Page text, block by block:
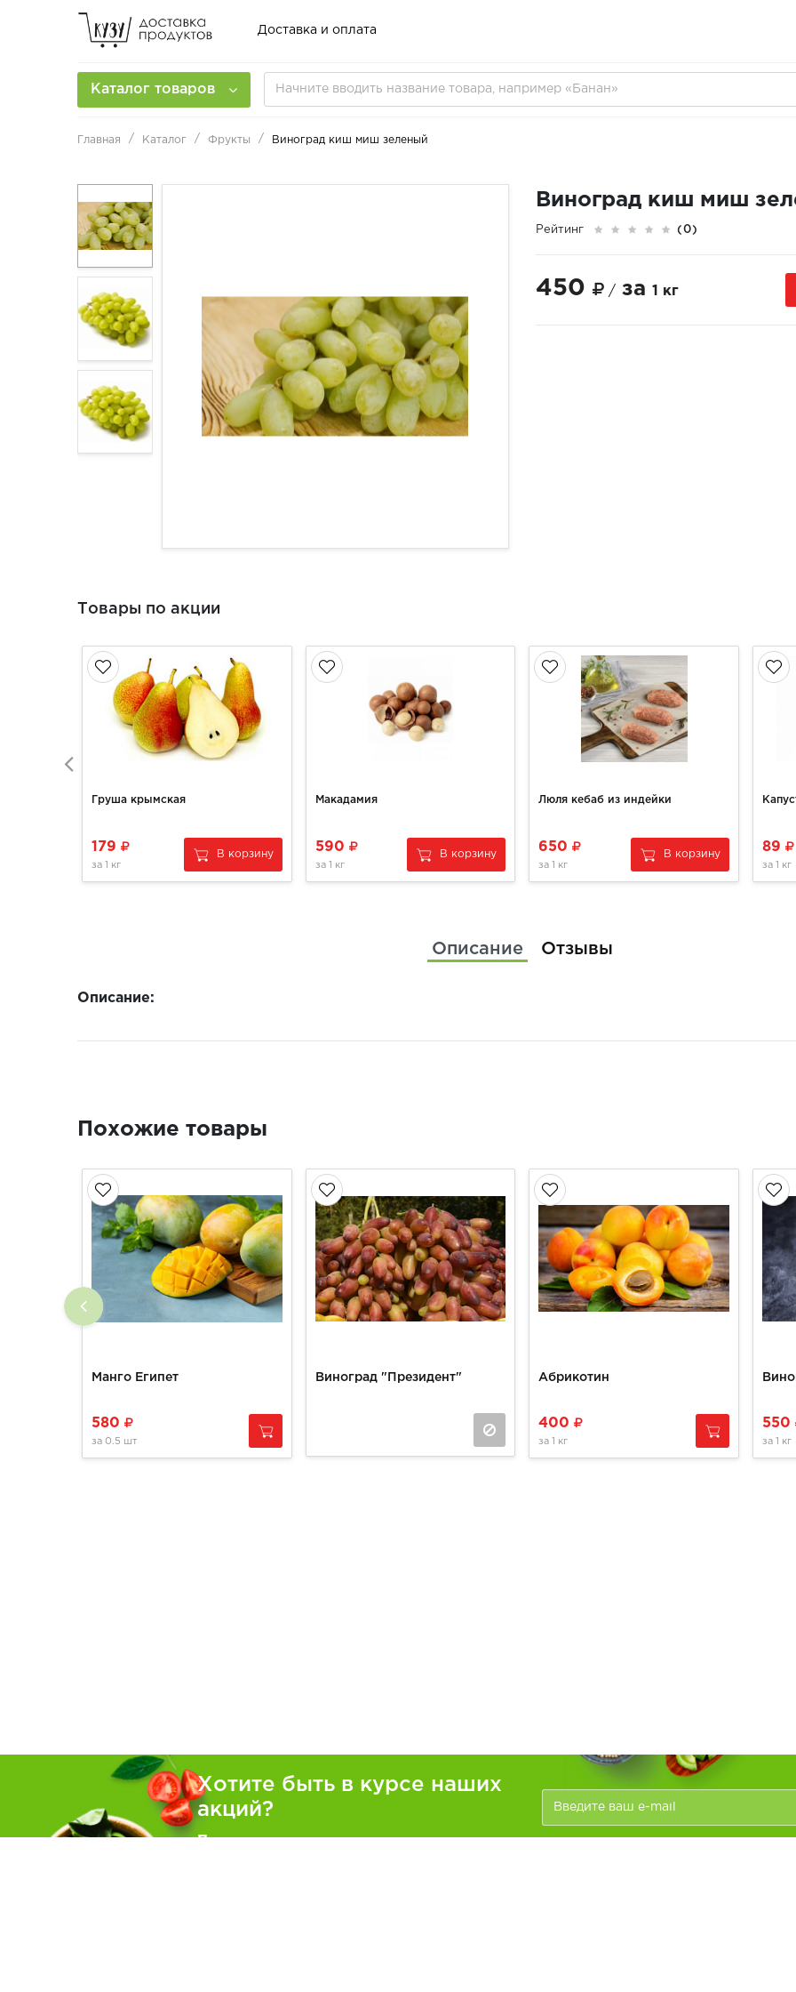
Доставка и оплата
Каталог товаров
Главная Каталог Фрукты Виноград киш миш зеленый
Виноград киш миш
Рейтинг (0)
450 /за 1 кг
Товары по акции
Груша крымская
179
за 1 кг
В корзину
Макадамия
590
за 1 кг
В корзину
Люля кебаб из индейки
650
за 1 кг
В корзину
89
за 1 кг
Описание Отзывы
Описание:
Похожие товары
Манго Египет
580
за 0.5 шт
Виноград "Президент" Абрикотин
400
за 1 кг
550
за 1 кг
Хотите быть в курсе наших
акций?
Подпишитесь на рассылку